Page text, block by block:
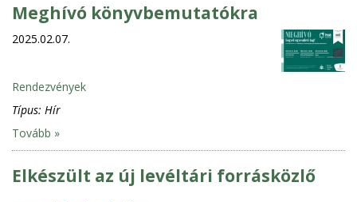
Meghívó könyvbemutatókra
2025.02.07.
Rendezvények
Típus: Hír
Tovább »
Elkészült az új levéltári forrásközlő